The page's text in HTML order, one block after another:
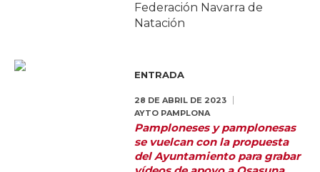
Federación Navarra de
Natación
ENTRADA
28 DE ABRIL DE 2023
AYTO PAMPLONA
Pamploneses y pamplonesas
se vuelcan con la propuesta
del Ayuntamiento para grabar